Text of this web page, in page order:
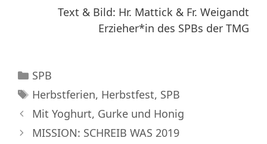
Text & Bild: Hr. Mattick & Fr. Weigandt
Erzieher*in des SPBs der TMG
Kategorien
SPB
Schlagwörter
Herbstferien, Herbstfest, SPB
Mit Yoghurt, Gurke und Honig
MISSION: SCHREIB WAS 2019